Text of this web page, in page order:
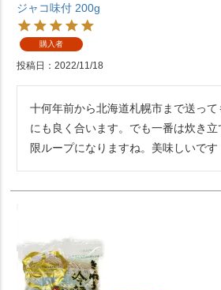
ジャコ味付 200g
購入者
投稿日 2022/11/18
十何年前から北海道札幌市まで送っ
にも良く合います。でも一番は炊き
限ループになりますね。美味しいです